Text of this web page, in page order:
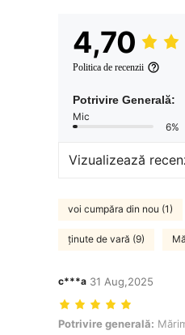
4,70
Politica de recenzii
Potrivire Generală:
Mic
6%
Vizualizează
voi cumpăra din nou (1)
ținute de vară (9)
c***a 31 Aug,2025
Potrivire generală: Mărime
Potrivire generală: